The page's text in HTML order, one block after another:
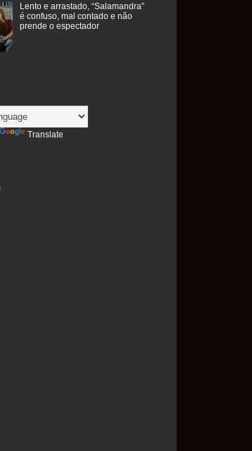
Lento e arrastado, “Salamandra”
é confuso, mal contado e não
prende o espectador
Translate